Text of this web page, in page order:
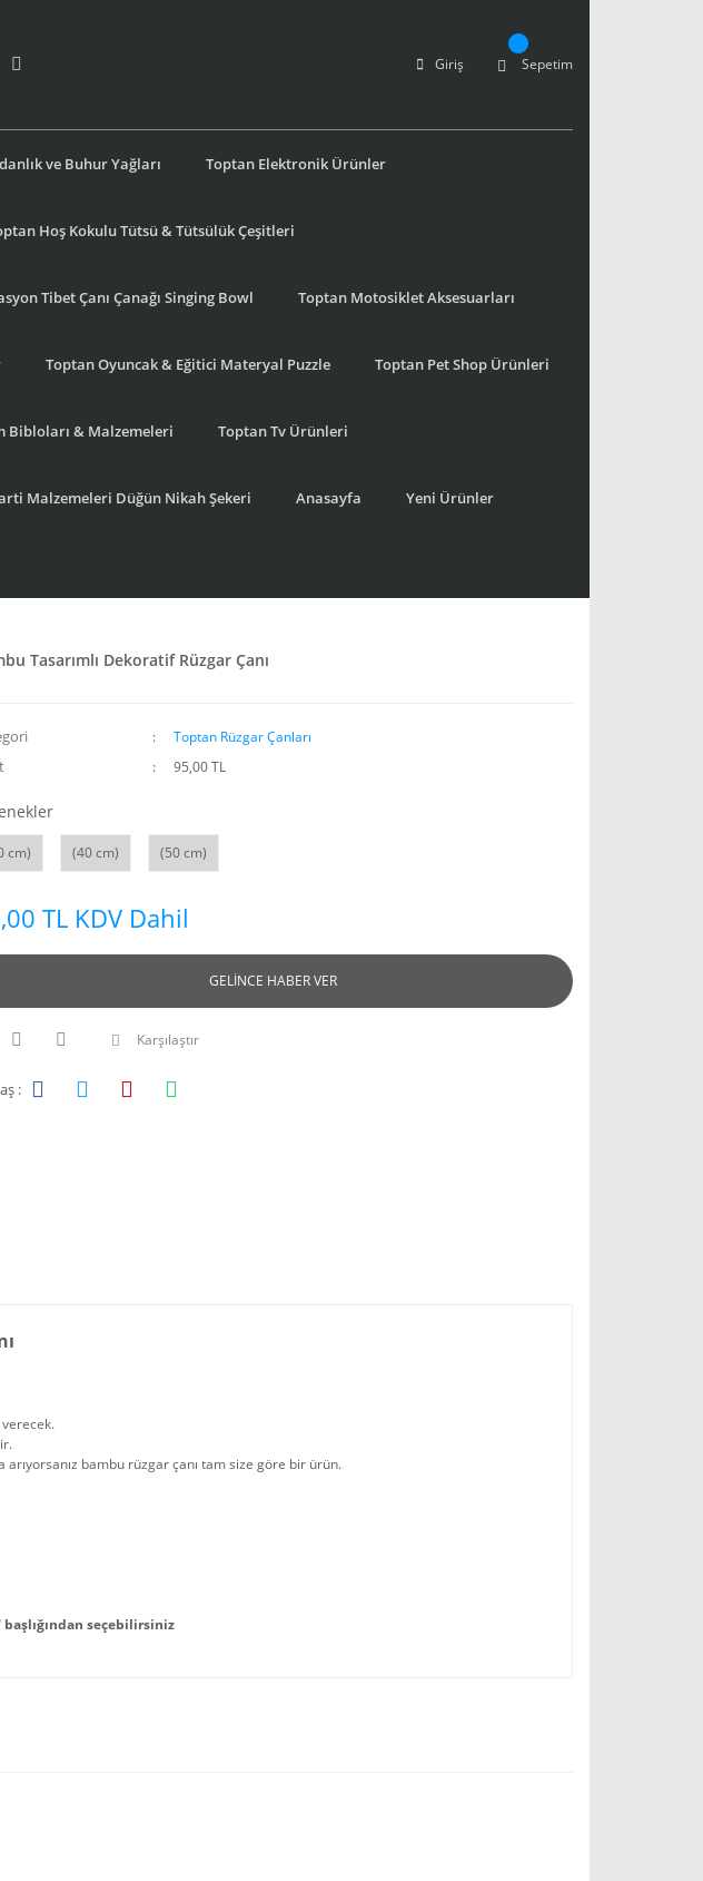
Giriş Sepetim
ve Buhur Yağları Toptan Elektronik Ürünler
Hoş Kokulu Tütsü & Tütsülük Çeşitleri
Tibet Çanı Çanağı Singing Bowl Toptan Motosiklet Aksesuarları
Toptan Oyuncak & Eğitici Materyal Puzzle Toptan Pet Shop Ürünleri
Bibloları & Malzemeleri Toptan Tv Ürünleri
Malzemeleri Düğün Nikah Şekeri Anasayfa Yeni Ürünler
Tasarımlı Dekoratif Rüzgar Çanı
Toptan Rüzgar Çanları
95,00 TL
cm) (40 cm) (50 cm)
TL KDV Dahil
GELİNCE HABER VER
Karşılaştır
:
bambu rüzgar çanı tam size göre bir ürün.
seçebilirsiniz